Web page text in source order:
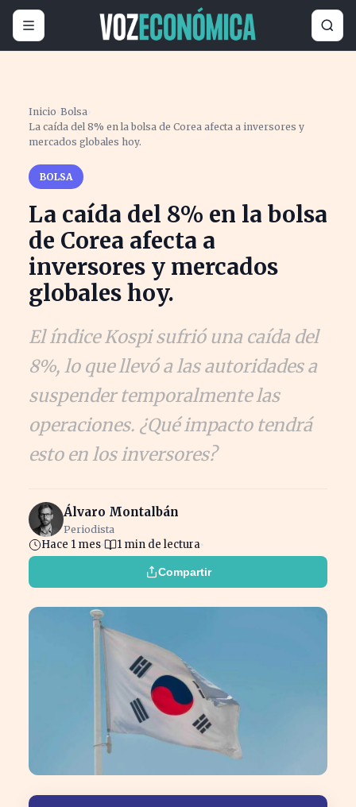
Inicio ›Bolsa›
La caída del 8% en la bolsa de Corea afecta a inversores y
mercados globales hoy.
BOLSA
La caída del 8% en la bolsa
de Corea afecta a
inversores y mercados
globales hoy.
El índice Kospi sufrió una caída del
8%, lo que llevó a las autoridades a
suspender temporalmente las
operaciones. ¿Qué impacto tendrá
esto en los inversores?
Álvaro Montalbán
Periodista
Hace 1 mes 1 min de lectura
Compartir